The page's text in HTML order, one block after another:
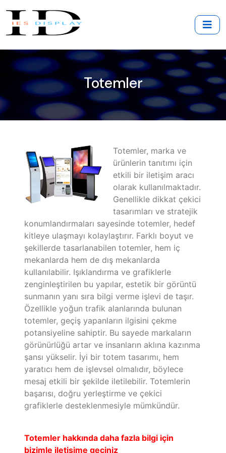
Totemler
Totemler, marka ve
ürünlerin tanıtımı için
etkili bir iletişim aracı
olarak kullanılmaktadır.
Genellikle dikkat çekici
tasarımları ve stratejik
konumlandırmaları sayesinde totemler, hedef
kitleye ulaşmayı kolaylaştırır. Farklı boyut ve
şekillerde tasarlanabilen totemler, hem iç
mekanlarda hem de dış mekanlarda
kullanılabilir. Işıklandırma ve grafiklerle
zenginleştirilen bu yapılar, estetik bir görüntü
sunmanın yanı sıra bilgi verme işlevi de taşır.
Özellikle yoğun trafik alanlarında bulunan
totemler, geçiş yapanların ilgisini çekme
potansiyeline sahiptir. Bu sayede markaların
görünürlüğü artar ve insanların aklına kazınma
şansı yükselir. İyi bir totem tasarımı, hem
yaratıcı hem de işlevsel olmalıdır, böylece
mesaj etkili bir şekilde iletilebilir. Totemlerin
başarısı, doğru yerleştirme ve çekici
grafiklerle desteklenmesiyle mümkündür.
Totemler hakkında daha fazla bilgi için
bizimle iletişime geçiniz